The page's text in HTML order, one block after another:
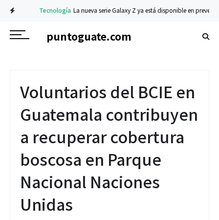
Tecnología La nueva serie Galaxy Z ya está disponible en preventa:
puntoguate.com
Voluntarios del BCIE en
Guatemala contribuyen
a recuperar cobertura
boscosa en Parque
Nacional Naciones
Unidas